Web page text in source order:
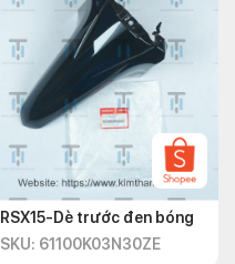
RSX15-Dè trước đen bóng
SKU: 61100K03N30ZE